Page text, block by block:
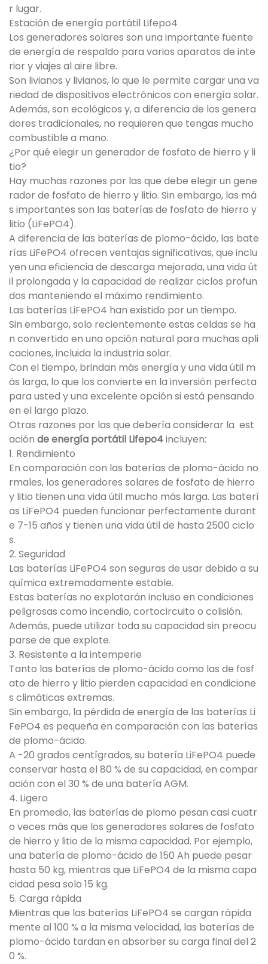
r lugar.
Estación de energía portátil Lifepo4
Los generadores solares son una importante fuente
de energía de respaldo para varios aparatos de inte
rior y viajes al aire libre.
Son livianos y livianos, lo que le permite cargar una va
riedad de dispositivos electrónicos con energía solar.
Además, son ecológicos y, a diferencia de los genera
dores tradicionales, no requieren que tengas mucho
combustible a mano.
¿Por qué elegir un generador de fosfato de hierro y li
tio?
Hay muchas razones por las que debe elegir un gene
rador de fosfato de hierro y litio. Sin embargo, las má
s importantes son las baterías de fosfato de hierro y
litio (LiFePO4).
A diferencia de las baterías de plomo-ácido, las bate
rías LiFePO4 ofrecen ventajas significativas, que inclu
yen una eficiencia de descarga mejorada, una vida út
il prolongada y la capacidad de realizar ciclos profun
dos manteniendo el máximo rendimiento.
Las baterías LiFePO4 han existido por un tiempo.
Sin embargo, solo recientemente estas celdas se ha
n convertido en una opción natural para muchas apli
caciones, incluida la industria solar.
Con el tiempo, brindan más energía y una vida útil m
ás larga, lo que los convierte en la inversión perfecta
para usted y una excelente opción si está pensando
en el largo plazo.
Otras razones por las que debería considerar la est
ación de energía portátil Lifepo4incluyen:
1. Rendimiento
En comparación con las baterías de plomo-ácido no
rmales, los generadores solares de fosfato de hierro
y litio tienen una vida útil mucho más larga. Las baterí
as LiFePO4 pueden funcionar perfectamente durant
e 7-15 años y tienen una vida útil de hasta 2500 ciclo
s.
2. Seguridad
Las baterías LiFePO4 son seguras de usar debido a su
química extremadamente estable.
Estas baterías no explotarán incluso en condiciones
peligrosas como incendio, cortocircuito o colisión.
Además, puede utilizar toda su capacidad sin preocu
parse de que explote.
3. Resistente a la intemperie
Tanto las baterías de plomo-ácido como las de fosf
ato de hierro y litio pierden capacidad en condicione
s climáticas extremas.
Sin embargo, la pérdida de energía de las baterías Li
FePO4 es pequeña en comparación con las baterías
de plomo-ácido.
A -20 grados centígrados, su batería LiFePO4 puede
conservar hasta el 80 % de su capacidad, en compar
ación con el 30 % de una batería AGM.
4. Ligero
En promedio, las baterías de plomo pesan casi cuatr
o veces más que los generadores solares de fosfato
de hierro y litio de la misma capacidad. Por ejemplo,
una batería de plomo-ácido de 150 Ah puede pesar
hasta 50 kg, mientras que LiFePO4 de la misma capa
cidad pesa solo 15 kg.
5. Carga rápida
Mientras que las baterías LiFePO4 se cargan rápida
mente al 100 % a la misma velocidad, las baterías de
plomo-ácido tardan en absorber su carga final del 2
0 %.